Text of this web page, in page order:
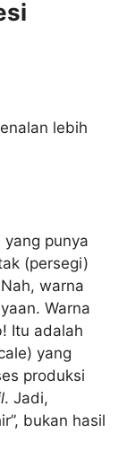
lebih
punya
(persegi)
warna
Warna
Itu adalah
yang
produksi
. Jadi,
bukan hasil